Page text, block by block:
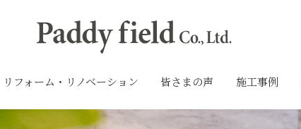
リフォーム・リノベーション 皆さまの声 施工事例